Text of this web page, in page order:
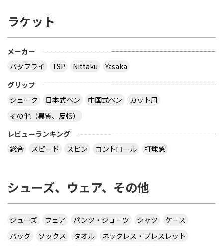
多分大会Ｔシャツでしょう。 どこでも売ってないの
では？ その会場でしか買えませんので、 最後の方
はサイズごとに売り切れになるので、 欲しい場合は
午前中に購入した方が良いでしょう。 県大会より上
で、出られなくても見に行くといいと思います。
virtual table tennisというアプリについてです。
サーブから回転(カーブなど)をかけるのってどうや
出来ますが、サーブからはできません 。 もしかし
カテ違いですが・・ 攻略サイトには スピンは相手
のコートに球があるときに自分のラケット付近をダ
ブルタップ！する と書いてありますのでやっぱり
ダブルタップではないでしょうか・・・
サイトを見る
ラケット
メーカー
バタフライ
TSP Nittaku
Yasaka
グリップ
シェーク
日本式ペン 中国式ペン
カット用
その他（異質、反転）
レビューランキング
総合
スピード スピン コントロール 打球感
シューズ、ウェア、その他
シューズ ウェア パンツ・ショーツ シャツ
ケース
バッグ
ソックス タオル
ネックレス・ブレスレット